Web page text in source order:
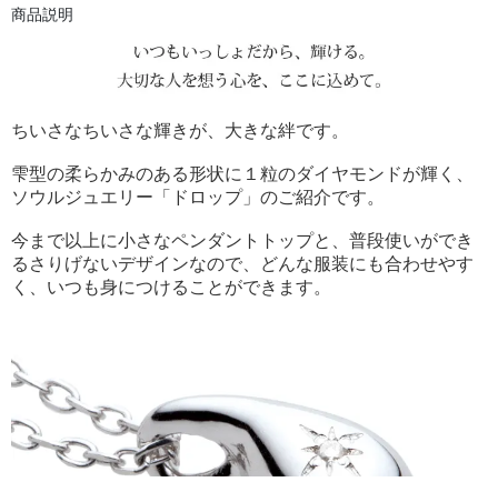
商品説明
ちいさなちいさな輝きが、大きな絆です。
雫型の柔らかみのある形状に１粒のダイヤモンドが輝く、
ソウルジュエリー「ドロップ」のご紹介です。
今まで以上に小さなペンダントトップと、普段使いができ
るさりげないデザインなので、どんな服装にも合わせやす
く、いつも身につけることができます。